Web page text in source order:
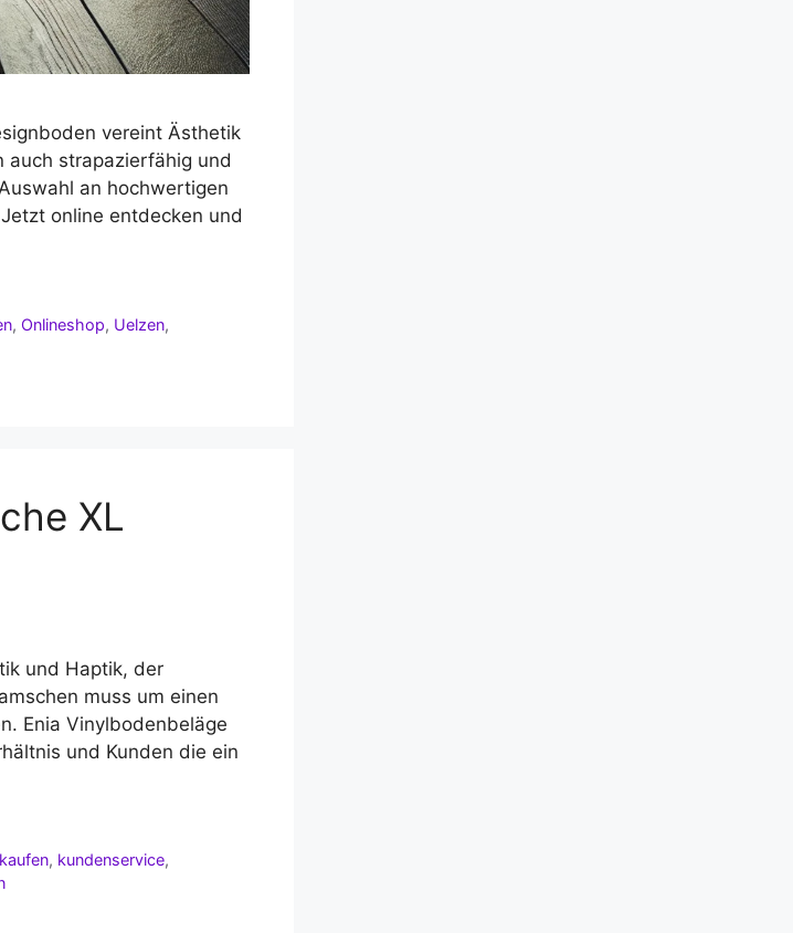
vereint Ästhetik
auch strapazierfähig und
an hochwertigen
online entdecken und
, Onlineshop, Uelzen,
XL
und Haptik, der
muss um einen
Enia Vinylbodenbeläge
und Kunden die ein
, kundenservice,